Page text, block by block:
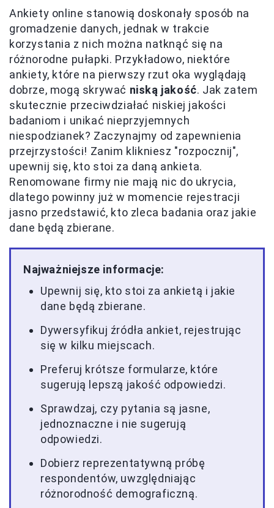
Ankiety online stanowią doskonały sposób na
gromadzenie danych, jednak w trakcie
korzystania z nich można natknąć się na
różnorodne pułapki. Przykładowo, niektóre
ankiety, które na pierwszy rzut oka wyglądają
dobrze, mogą skrywać niską jakość. Jak zatem
skutecznie przeciwdziałać niskiej jakości
badaniom i unikać nieprzyjemnych
niespodzianek? Zaczynajmy od zapewnienia
przejrzystości! Zanim klikniesz "rozpocznij",
upewnij się, kto stoi za daną ankieta.
Renomowane firmy nie mają nic do ukrycia,
dlatego powinny już w momencie rejestracji
jasno przedstawić, kto zleca badania oraz jakie
dane będą zbierane.
Najważniejsze informacje:
Upewnij się, kto stoi za ankietą i jakie
dane będą zbierane.
Dywersyfikuj źródła ankiet, rejestrując
się w kilku miejscach.
Preferuj krótsze formularze, które
sugerują lepszą jakość odpowiedzi.
Sprawdzaj, czy pytania są jasne,
jednoznaczne i nie sugerują
odpowiedzi.
Dobierz reprezentatywną próbę
respondentów, uwzględniając
różnorodność demograficzną.